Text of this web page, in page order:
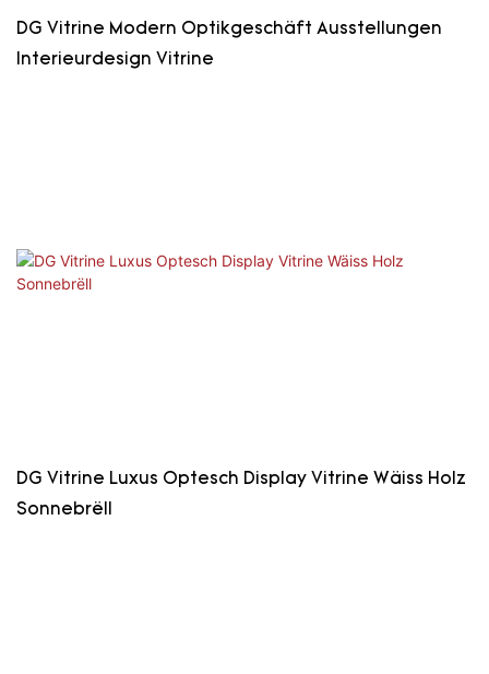
DG Vitrine Modern Optikgeschäft Ausstellungen
Interieurdesign Vitrine
DG Vitrine Luxus Optesch Display Vitrine Wäiss Holz
Sonnebrëll